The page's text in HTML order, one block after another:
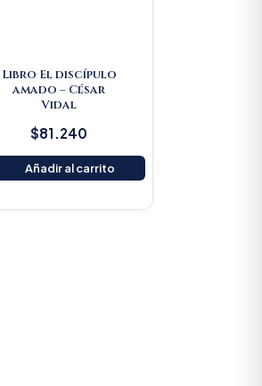
Libro El discípulo
amado – César
Vidal
$81.240
Añadir al carrito